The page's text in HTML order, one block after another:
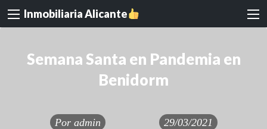
Inmobiliaria Alicante
Semana Santa en Pandemia en
Benidorm
Por admin 29/03/2021